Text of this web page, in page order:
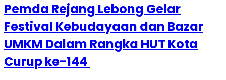
Pemda Rejang Lebong Gelar
Festival Kebudayaan dan Bazar
UMKM Dalam Rangka HUT Kota
Curup ke-144